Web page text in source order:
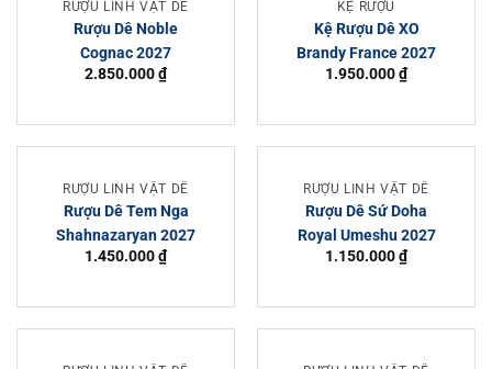
RƯỢU LINH VẬT DÊ
Rượu Dê Noble
Cognac 2027
2.850.000₫
KỆ RƯỢU
Kệ Rượu Dê XO
Brandy France 2027
1.950.000₫
RƯỢU LINH VẬT DÊ
Rượu Dê Tem Nga
Shahnazaryan 2027
1.450.000₫
RƯỢU LINH VẬT DÊ
Rượu Dê Sứ Doha
Royal Umeshu 2027
1.150.000₫